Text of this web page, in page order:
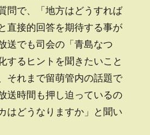
問で、「地方はどうすれば
直接的回答を期待する事が
送でも司会の「青島なつ
するヒントを聞きたいこと
それまで留萌管内の話題で
送時間も押し迫っているの
はどうなりますか」と聞い